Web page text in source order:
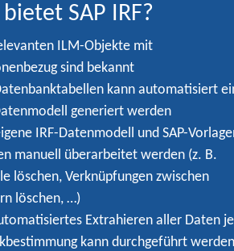
SAP IRF?
ILM-Objektemit
sind bekannt
kann automatisiert
generiert werden
IRF-Datenmodell und SAP-
manuell überarbeitet werden (z. B.
löschen, Verknüpfungen zwischen
löschen, …)
Extrahierenaller Daten je
kann durchgeführt werden